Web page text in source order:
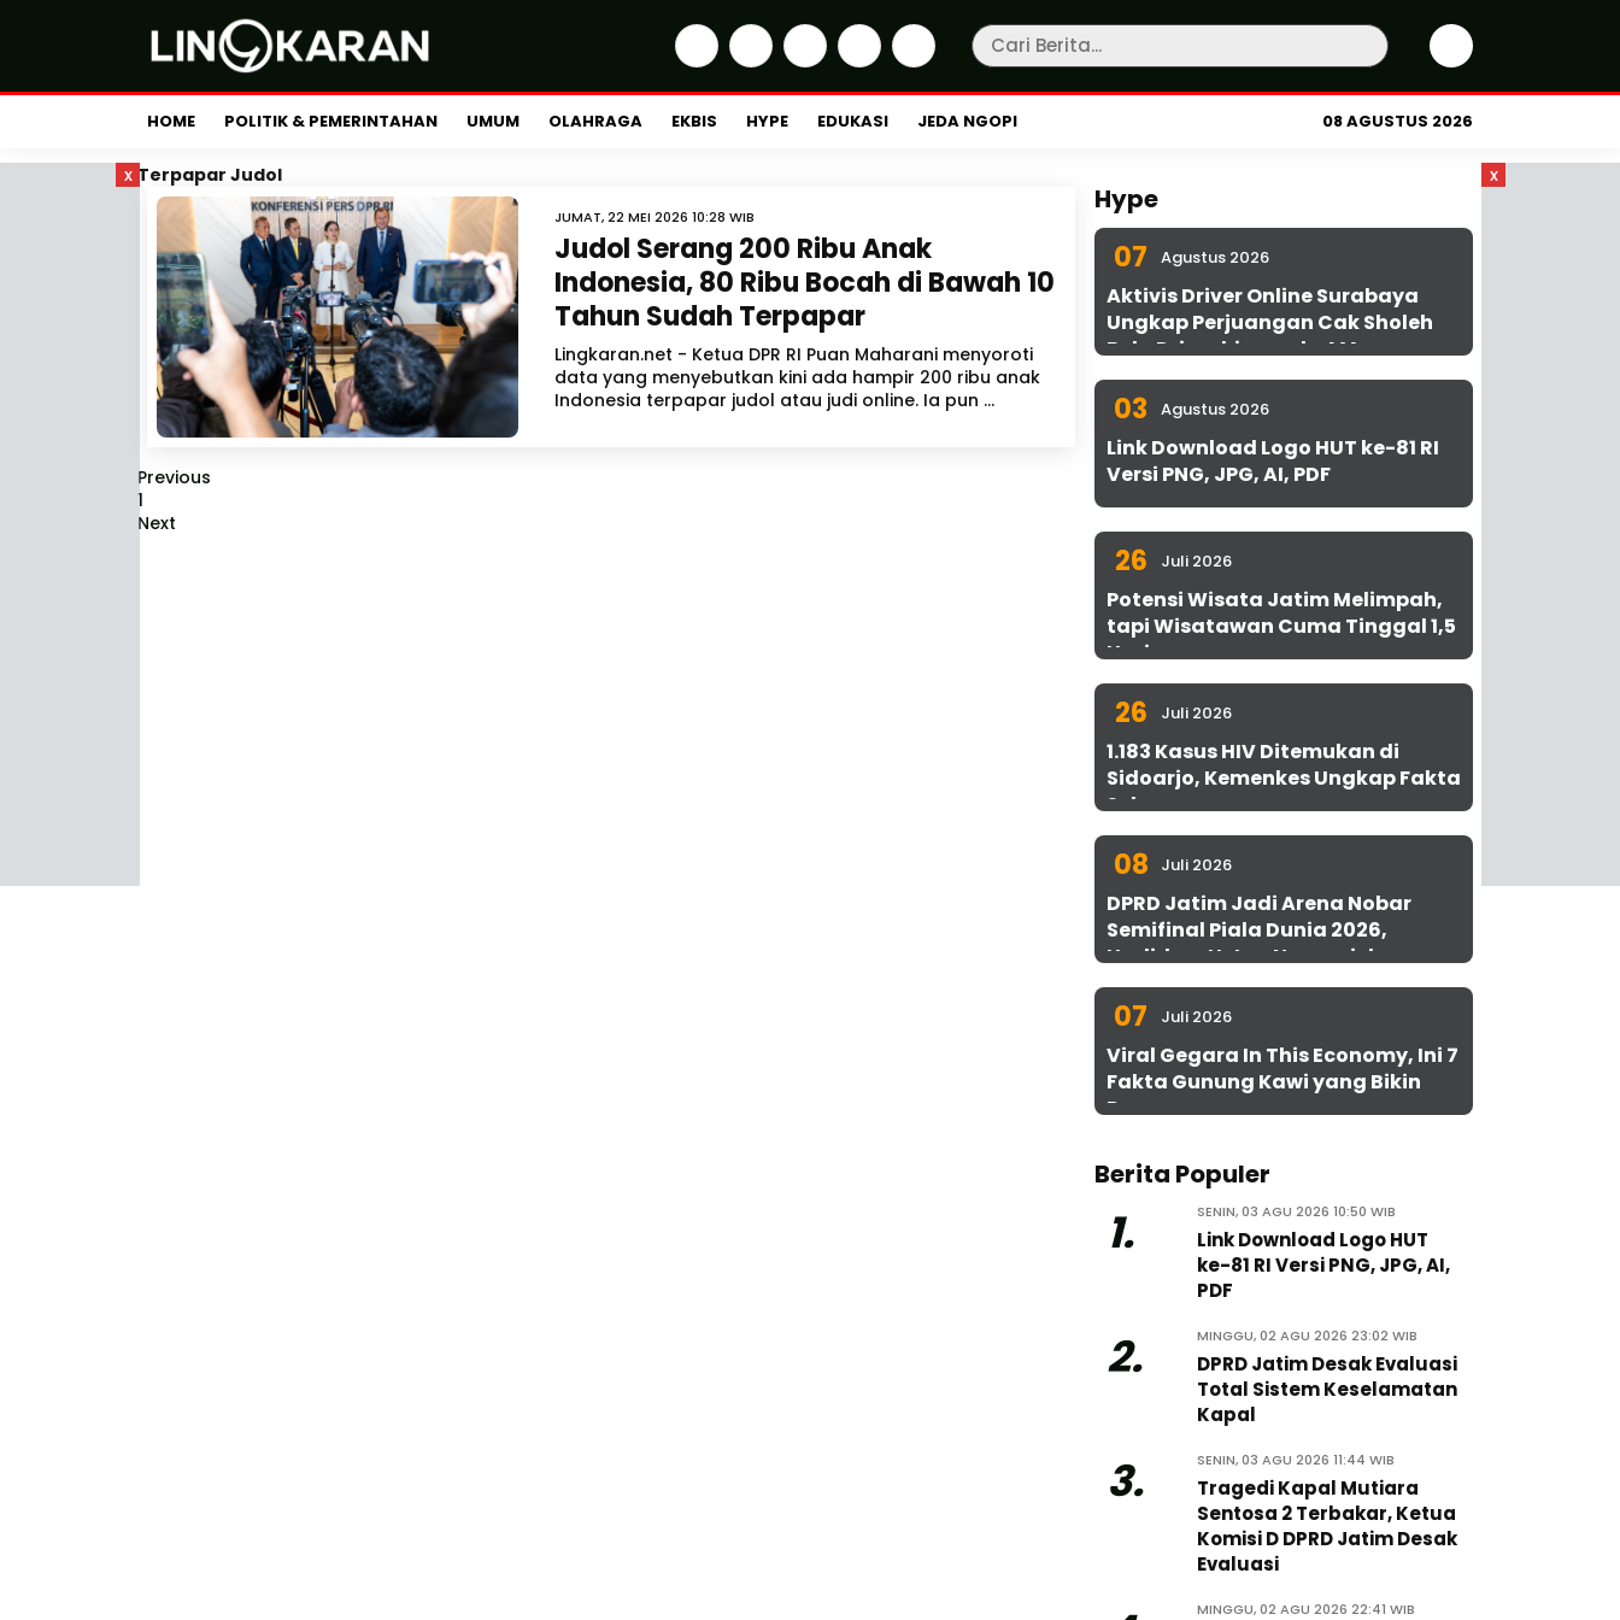
HOME POLITIK & PEMERINTAHAN UMUM OLAHRAGA EKBIS HYPE EDUKASI JEDA NGOPI 08 AGUSTUS 2026
x x
Terpapar Judol
JUMAT, 22 MEI 2026 10:28 WIB
Judol Serang 200 Ribu Anak
Indonesia, 80 Ribu Bocah di Bawah 10
Tahun Sudah Terpapar
Lingkaran.net - Ketua DPR RI Puan Maharani menyoroti
data yang menyebutkan kini ada hampir 200 ribu anak
Indonesia terpapar judol atau judi online. Ia pun ...
Previous
1
Next
Hype
07 Agustus 2026
Aktivis Driver Online Surabaya
Ungkap Perjuangan Cak Sholeh
Bela Driver hingga ke MA
03 Agustus 2026
Link Download Logo HUT ke-81 RI
Versi PNG, JPG, AI, PDF
26 Juli 2026
Potensi Wisata Jatim Melimpah,
tapi Wisatawan Cuma Tinggal 1,5
Hari
26 Juli 2026
1.183 Kasus HIV Ditemukan di
Sidoarjo, Kemenkes Ungkap Fakta
Sebenarnya
08 Juli 2026
DPRD Jatim Jadi Arena Nobar
Semifinal Piala Dunia 2026,
Hadirkan Uston Nawawi dan
UMKM Gratis untuk 1.000 Warga
07 Juli 2026
Viral Gegara In This Economy, Ini 7
Fakta Gunung Kawi yang Bikin
Penasaran
Berita Populer
1. SENIN, 03 AGU 2026 10:50 WIB
Link Download Logo HUT
ke-81 RI Versi PNG, JPG, AI,
PDF
2. MINGGU, 02 AGU 2026 23:02 WIB
DPRD Jatim Desak Evaluasi
Total Sistem Keselamatan
Kapal
3. SENIN, 03 AGU 2026 11:44 WIB
Tragedi Kapal Mutiara
Sentosa 2 Terbakar, Ketua
Komisi D DPRD Jatim Desak
Evaluasi
MINGGU, 02 AGU 2026 22:41 WIB